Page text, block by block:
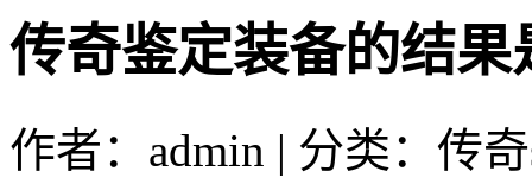
传奇鉴定装备的结果
作者：admin | 分类：传